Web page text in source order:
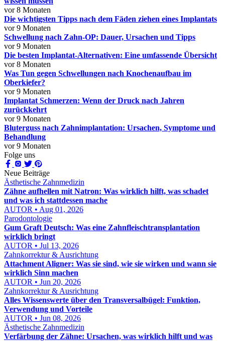
vor 8 Monaten
Die wichtigsten Tipps nach dem Fäden ziehen eines Implantats
vor 9 Monaten
Schwellung nach Zahn-OP: Dauer, Ursachen und Tipps
vor 9 Monaten
Die besten Implantat-Alternativen: Eine umfassende Übersicht
vor 8 Monaten
Was Tun gegen Schwellungen nach Knochenaufbau im
Oberkiefer?
vor 9 Monaten
Implantat Schmerzen: Wenn der Druck nach Jahren
zurückkehrt
vor 9 Monaten
Bluterguss nach Zahnimplantation: Ursachen, Symptome und
Behandlung
vor 9 Monaten
Folge uns
Neue Beiträge
Ästhetische Zahnmedizin
Zähne aufhellen mit Natron: Was wirklich hilft, was schadet
und was ich stattdessen mache
AUTOR • Aug 01, 2026
Parodontologie
Gum Graft Deutsch: Was eine Zahnfleischtransplantation
wirklich bringt
AUTOR • Jul 13, 2026
Zahnkorrektur & Ausrichtung
Attachment Aligner: Was sie sind, wie sie wirken und wann sie
wirklich Sinn machen
AUTOR • Jun 20, 2026
Zahnkorrektur & Ausrichtung
Alles Wissenswerte über den Transversalbügel: Funktion,
Verwendung und Vorteile
AUTOR • Jun 08, 2026
Ästhetische Zahnmedizin
Verfärbung der Zähne: Ursachen, was wirklich hilft und was